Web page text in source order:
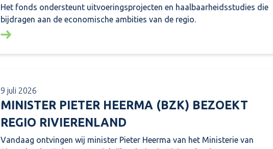
Het fonds ondersteunt uitvoeringsprojecten en haalbaarheidsstudies die
bijdragen aan de economische ambities van de regio.
Lees meer over: Financiële bijdrage voor negen initiatieven in
9 juli 2026
MINISTER PIETER HEERMA (BZK) BEZOEKT
REGIO RIVIERENLAND
Vandaag ontvingen wij minister Pieter Heerma van het Ministerie van